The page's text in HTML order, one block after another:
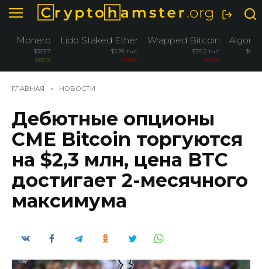
Перейти
содержанию
Monero
$363.7
3.80%
Lido Staked Ether
$2.26 тыс.
-3.76%
Wrapped Bitcoin
$76.2 тыс.
-3.26%
-
ГЛАВНАЯ » НОВОСТИ
Дебютные опционы
CME Bitcoin торгуются
на $2,3 млн, цена BTC
достигает 2-месячного
максимума